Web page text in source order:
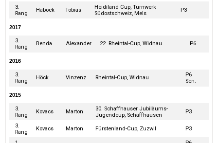
3.
Rang
Haböck Tobias
Heidiland Cup, Turnwerk
Südostschweiz, Mels
P3
2017
3.
Rang
Benda Alexander 22. Rheintal-Cup, Widnau P6
2016
3.
Rang
Höck Vinzenz Rheintal-Cup, Widnau
P6
Sen.
2015
3.
Rang
Kovacs Marton
30. Schaffhauser Jubiläums-
Jugendcup, Schaffhausen
P3
3.
Rang
Kovacs Marton Fürstenland-Cup, Zuzwil P3